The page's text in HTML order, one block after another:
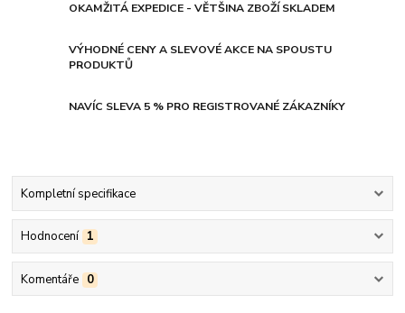
OKAMŽITÁ EXPEDICE - VĚTŠINA ZBOŽÍ SKLADEM
VÝHODNÉ CENY A SLEVOVÉ AKCE NA SPOUSTU
PRODUKTŮ
NAVÍC SLEVA 5 % PRO REGISTROVANÉ ZÁKAZNÍKY
Kompletní specifikace
Hodnocení 1
Komentáře 0